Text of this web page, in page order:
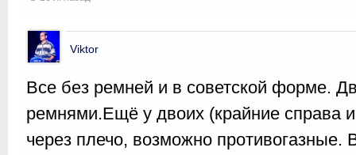
Viktor
Все без ремней и в советской форме.
ремнями.Ещё у двоих (крайние справа
через плечо, возможно